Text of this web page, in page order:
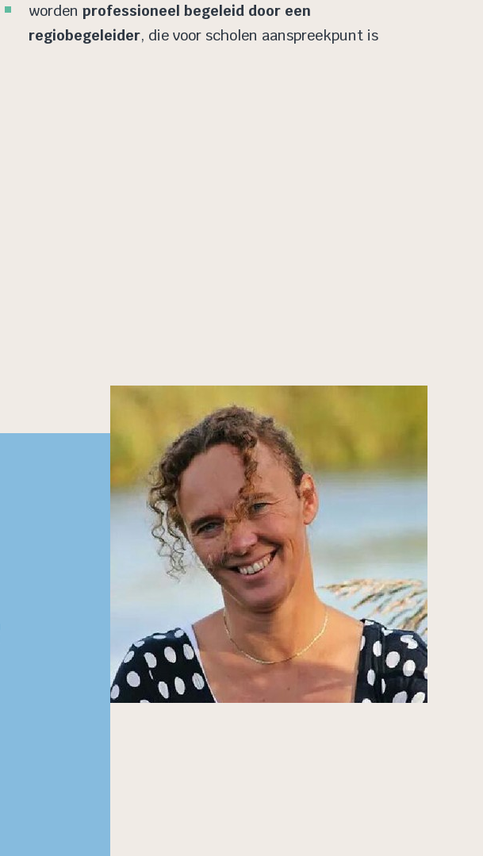
worden professioneel begeleid door een
regiobegeleider, die voor scholen aanspreekpunt is